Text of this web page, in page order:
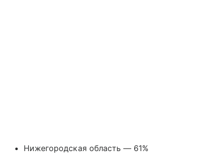
Нижегородская область — 61%